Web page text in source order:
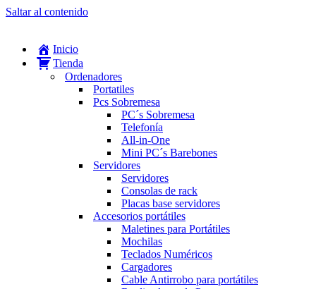
Saltar al contenido
Inicio
Tienda
Ordenadores
Portatiles
Pcs Sobremesa
PC´s Sobremesa
Telefonía
All-in-One
Mini PC´s Barebones
Servidores
Servidores
Consolas de rack
Placas base servidores
Accesorios portátiles
Maletines para Portátiles
Mochilas
Teclados Numéricos
Cargadores
Cable Antirrobo para portátiles